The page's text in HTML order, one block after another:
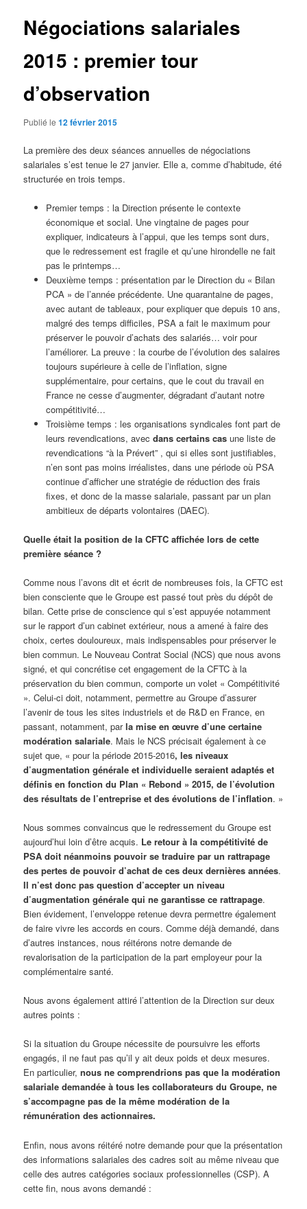
Négociations salariales
2015 : premier tour
d’observation
Publié le12 février 2015
La première des deux séances annuelles de négociations
salariales s’est tenue le 27 janvier. Elle a, comme d’habitude, été
structurée en trois temps.
Premier temps : la Direction présente le contexte
économique et social. Une vingtaine de pages pour
expliquer, indicateurs à l’appui, que les temps sont durs,
que le redressement est fragile et qu’une hirondelle ne fait
pas le printemps…
Deuxième temps : présentation par le Direction du « Bilan
PCA » de l’année précédente. Une quarantaine de pages,
avec autant de tableaux, pour expliquer que depuis 10 ans,
malgré des temps difficiles, PSA a fait le maximum pour
préserver le pouvoir d’achats des salariés… voir pour
l’améliorer. La preuve : la courbe de l’évolution des salaires
toujours supérieure à celle de l’inflation, signe
supplémentaire, pour certains, que le cout du travail en
France ne cesse d’augmenter, dégradant d’autant notre
compétitivité…
Troisième temps : les organisations syndicales font part de
leurs revendications, avec dans certains casune liste de
revendications “à la Prévert” , qui si elles sont justifiables,
n’en sont pas moins irréalistes, dans une période où PSA
continue d’afficher une stratégie de réduction des frais
fixes, et donc de la masse salariale, passant par un plan
ambitieux de départs volontaires (DAEC).
Quelle était la position de la CFTC affichée lors de cette
première séance ?
Comme nous l’avons dit et écrit de nombreuses fois, la CFTC est
bien consciente que le Groupe est passé tout près du dépôt de
bilan. Cette prise de conscience qui s’est appuyée notamment
sur le rapport d’un cabinet extérieur, nous a amené à faire des
choix, certes douloureux, mais indispensables pour préserver le
bien commun. Le Nouveau Contrat Social (NCS) que nous avons
signé, et qui concrétise cet engagement de la CFTC à la
préservation du bien commun, comporte un volet « Compétitivité
». Celui-ci doit, notamment, permettre au Groupe d’assurer
l’avenir de tous les sites industriels et de R&D en France, en
passant, notamment, parla mise en œuvre d’une certaine
modération salariale. Mais le NCS précisait également à ce
sujet que, « pour la période 2015-2016, les niveaux
d’augmentation générale et individuelle seraient adaptés et
définis en fonction du Plan « Rebond » 2015, de l’évolution
des résultats de l’entreprise et des évolutions de l’inflation. »
Nous sommes convaincus que le redressement du Groupe est
aujourd’hui loin d’être acquis. Le retour à la compétitivité de
PSA doit néanmoins pouvoir se traduire par un rattrapage
des pertes de pouvoir d’achat de ces deux dernières années.
Il n’est donc pas question d’accepter un niveau
d’augmentation générale qui ne garantisse ce rattrapage.
Bien évidement, l’enveloppe retenue devra permettre également
de faire vivre les accords en cours. Comme déjà demandé, dans
d’autres instances, nous réitérons notre demande de
revalorisation de la participation de la part employeur pour la
complémentaire santé.
Nous avons également attiré l’attention de la Direction sur deux
autres points :
Si la situation du Groupe nécessite de poursuivre les efforts
engagés, il ne faut pas qu’il y ait deux poids et deux mesures.
En particulier,nous ne comprendrions pas que la modération
salariale demandée à tous les collaborateurs du Groupe, ne
s’accompagne pas de la même modération de la
rémunération des actionnaires.
Enfin, nous avons réitéré notre demande pour que la présentation
des informations salariales des cadres soit au même niveau que
celle des autres catégories sociaux professionnelles (CSP). A
cette fin, nous avons demandé :